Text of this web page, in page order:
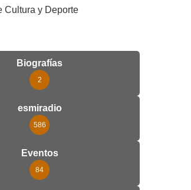
Biografías
2
esmiradio
586
Eventos
84